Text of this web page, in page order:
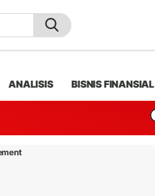
ANALISIS BISNIS FINANSIAL